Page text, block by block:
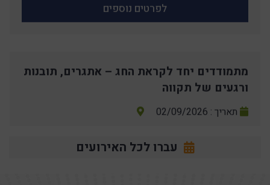
לפרטים נוספים
מתמודדים יחד לקראת החג – אתגרים, תובנות
ורגעים של תקווה
תאריך : 02/09/2026
לפרטים נוספים
עברו לכל האירועים